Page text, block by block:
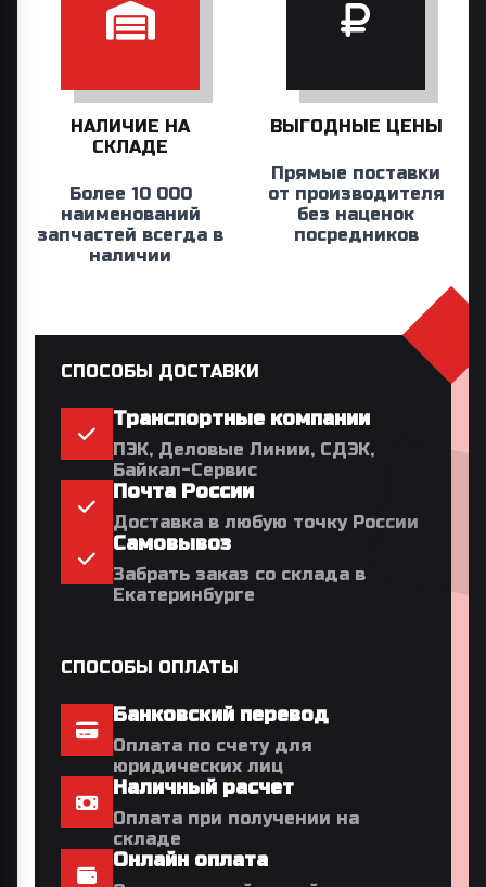
НАЛИЧИЕ НА
СКЛАДЕ
Более 10 000
наименований
запчастей всегда в
наличии
ВЫГОДНЫЕ ЦЕНЫ
Прямые поставки
от производителя
без наценок
посредников
СПОСОБЫ ДОСТАВКИ
Транспортные компании
ПЭК, Деловые Линии, СДЭК,
Байкал-Сервис
Почта России
Доставка в любую точку России
Самовывоз
Забрать заказ со склада в
Екатеринбурге
СПОСОБЫ ОПЛАТЫ
Банковский перевод
Оплата по счету для
юридических лиц
Наличный расчет
Оплата при получении на
складе
Онлайн оплата